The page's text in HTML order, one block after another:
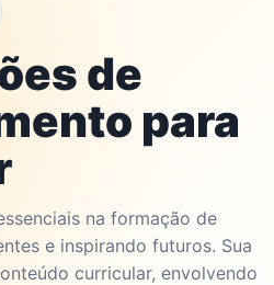
de
para
na formação de
e inspirando futuros. Sua
curricular, envolvendo